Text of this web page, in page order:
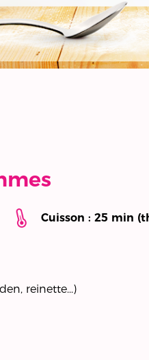
Cuisson : 25 min
reinette...)